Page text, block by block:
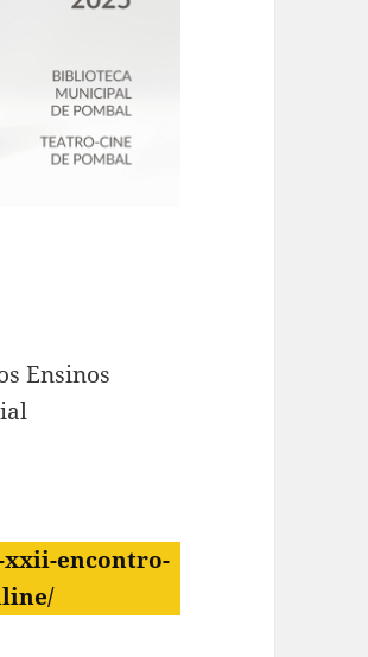
Ensinos
xxii-encontro-